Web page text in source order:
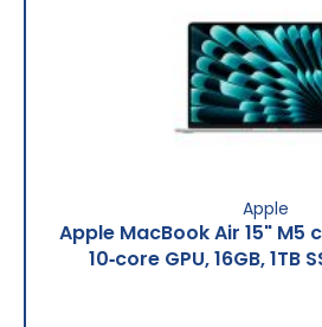
Apple
Apple MacBook Air 15" M5
10‑core GPU, 16GB, 1TB